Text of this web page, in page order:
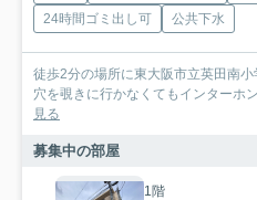
24時間ゴミ出し可 公共下水
徒歩2分の場所に東大阪市立英田南
穴を覗きに行かなくてもインターホ
見る
募集中の部屋
1階